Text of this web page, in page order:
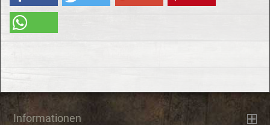
Informationen